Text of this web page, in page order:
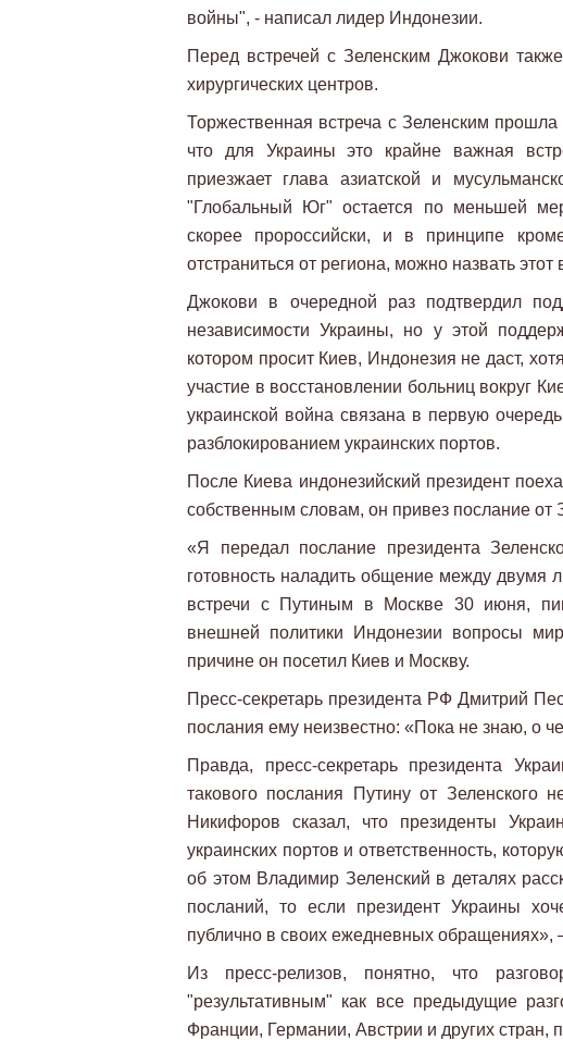
войны", - написал лидер Индонезии.
Перед встречей с Зеленским Джокови
хирургических центров.
Торжественная встреча с Зеленским
что для Украины это крайне важная
приезжает глава азиатской и
"Глобальный Юг" остается по меньшей
скорее пророссийски, и в принципе
отстраниться от региона, можно назвать этот
Джокови в очередной раз подтвердил
независимости Украины, но у этой
котором просит Киев, Индонезия не даст,
участие в восстановлении больниц вокруг
украинской война связана в первую
разблокированием украинских портов.
После Киева индонезийский президент
собственным словам, он привез послание от
«Я передал послание президента
готовность наладить общение между
встречи с Путиным в Москве 30 июня,
внешней политики Индонезии вопросы
причине он посетил Киев и Москву.
Пресс-секретарь президента РФ Дмитрий
послания ему неизвестно: «Пока не знаю, о
Правда, пресс-секретарь президента
такового послания Путину от Зеленского
Никифоров сказал, что президенты
украинских портов и ответственность,
об этом Владимир Зеленский в деталях
посланий, то если президент Украины
публично в своих ежедневных
Из пресс-релизов, понятно, что
"результативным" как все предыдущие
Франции, Германии, Австрии и других стран,